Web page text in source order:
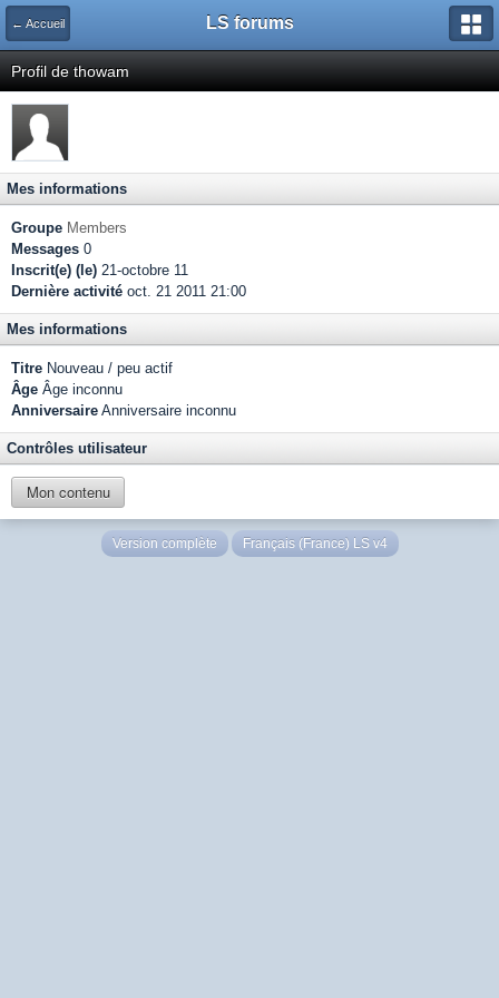
← Accueil LS forums
Profil de thowam
Mes informations
Groupe Members
Messages 0
Inscrit(e) (le) 21-octobre 11
Dernière activité oct. 21 2011 21:00
Mes informations
Titre Nouveau / peu actif
Âge Âge inconnu
Anniversaire Anniversaire inconnu
Contrôles utilisateur
Mon contenu
Version complète Français (France) LS v4